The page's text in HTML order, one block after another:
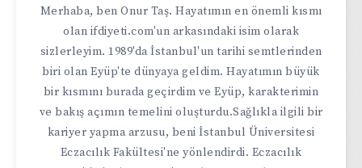
Merhaba, ben Onur Taş. Hayatımın en önemli kısmı
olan ifdiyeti.com'un arkasındaki isim olarak
sizlerleyim. 1989'da İstanbul'un tarihi semtlerinden
biri olan Eyüp'te dünyaya geldim. Hayatımın büyük
bir kısmını burada geçirdim ve Eyüp, karakterimin
ve bakış açımın temelini oluşturdu.Sağlıkla ilgili bir
kariyer yapma arzusu, beni İstanbul Üniversitesi
Eczacılık Fakültesi'ne yönlendirdi. Eczacılık